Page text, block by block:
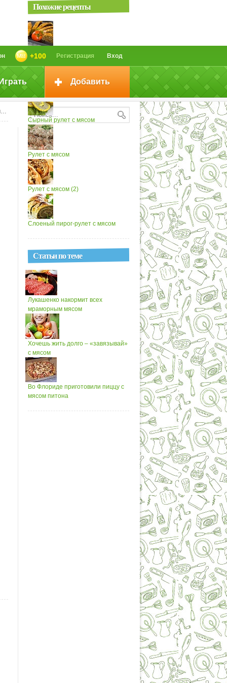
Вход
Регистрация
+100
Добавить
Похожие рецепты
Рулет с мясом и капустой
Сырный рулет с мясом
Рулет с мясом
Рулет с мясом (2)
Слоеный пирог-рулет с мясом
Статьи по теме
Лукашенко накормит всех
мраморным мясом
Хочешь жить долго – «завязывай»
с мясом
Во Флориде приготовили пиццу с
мясом питона